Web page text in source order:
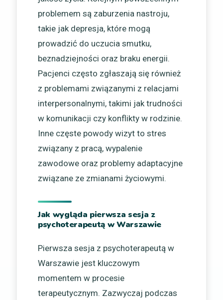
problemem są zaburzenia nastroju,
takie jak depresja, które mogą
prowadzić do uczucia smutku,
beznadziejności oraz braku energii.
Pacjenci często zgłaszają się również
z problemami związanymi z relacjami
interpersonalnymi, takimi jak trudności
w komunikacji czy konflikty w rodzinie.
Inne częste powody wizyt to stres
związany z pracą, wypalenie
zawodowe oraz problemy adaptacyjne
związane ze zmianami życiowymi.
Jak wygląda pierwsza sesja z
psychoterapeutą w Warszawie
Pierwsza sesja z psychoterapeutą w
Warszawie jest kluczowym
momentem w procesie
terapeutycznym. Zazwyczaj podczas